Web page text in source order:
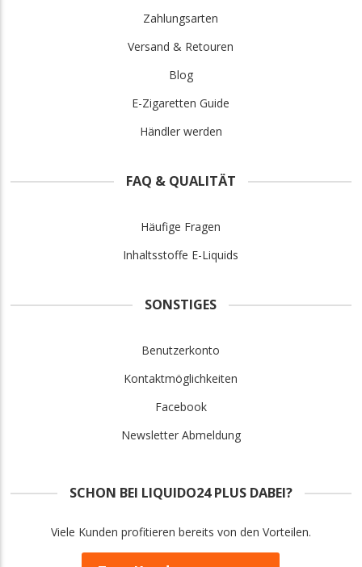
Zahlungsarten
Versand & Retouren
Blog
E-Zigaretten Guide
Händler werden
FAQ & QUALITÄT
Häufige Fragen
Inhaltsstoffe E-Liquids
SONSTIGES
Benutzerkonto
Kontaktmöglichkeiten
Facebook
Newsletter Abmeldung
SCHON BEI LIQUIDO24 PLUS DABEI?
Viele Kunden profitieren bereits von den Vorteilen.